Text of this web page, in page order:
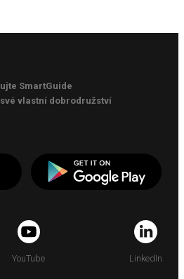
SmartGuide
vlastní dobrodružství
YouTube LinkedIn